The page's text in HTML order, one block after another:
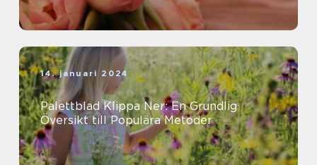
14. januari 2024
Palettblad Klippa Ner: En Grundlig
Översikt till Populära Metoder